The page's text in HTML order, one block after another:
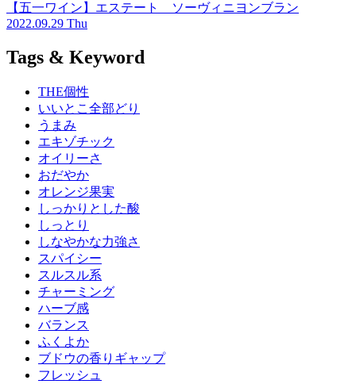
【五一ワイン】エステート ソーヴィニヨンブラン
2022.09.29 Thu
Tags & Keyword
THE個性
いいとこ全部どり
うまみ
エキゾチック
オイリーさ
おだやか
オレンジ果実
しっかりとした酸
しっとり
しなやかな力強さ
スパイシー
スルスル系
チャーミング
ハーブ感
バランス
ふくよか
ブドウの香りギャップ
フレッシュ